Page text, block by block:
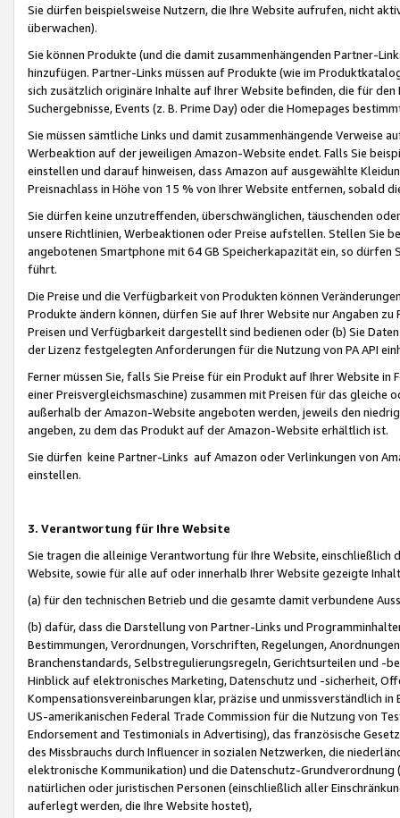
Sie dürfen beispielsweise Nutzern, die Ihre Website aufrufen, nicht
überwachen).
Sie können Produkte (und die damit zusammenhängenden Partner-
hinzufügen. Partner-Links müssen auf Produkte (wie im
sich zusätzlich originäre Inhalte auf Ihrer Website befinden, die für
Suchergebnisse, Events (z. B. Prime Day) oder die Homepages
Sie müssen sämtliche Links und damit zusammenhängende
Werbeaktion auf der jeweiligen Amazon-Website endet. Falls Sie
einstellen und darauf hinweisen, dass Amazon auf ausgewählte
Preisnachlass in Höhe von 15 % von Ihrer Website entfernen, sobald
Sie dürfen keine unzutreffenden, überschwänglichen, täuschenden
unsere Richtlinien, Werbeaktionen oder Preise aufstellen. Stellen Sie
angebotenen Smartphone mit 64 GB Speicherkapazität ein, so dürfen
führt.
Die Preise und die Verfügbarkeit von Produkten können
Produkte ändern können, dürfen Sie auf Ihrer Website nur Angaben
Preisen und Verfügbarkeit dargestellt sind bedienen oder (b) Sie
der Lizenz festgelegten Anforderungen für die Nutzung von PA API
Ferner müssen Sie, falls Sie Preise für ein Produkt auf Ihrer Website
einer Preisvergleichsmaschine) zusammen mit Preisen für das
außerhalb der Amazon-Website angeboten werden, jeweils den
angeben, zu dem das Produkt auf der Amazon-Website erhältlich ist.
Sie dürfen keine Partner-Links auf Amazon oder Verlinkungen von
einstellen.
3. Verantwortung für Ihre Website
Sie tragen die alleinige Verantwortung für Ihre Website,
Website, sowie für alle auf oder innerhalb Ihrer Website gezeigte
(a) für den technischen Betrieb und die gesamte damit verbundene
(b) dafür, dass die Darstellung von Partner-Links und
Bestimmungen, Verordnungen, Vorschriften, Regelungen,
Branchenstandards, Selbstregulierungsregeln, Gerichtsurteilen und -
Hinblick auf elektronisches Marketing, Datenschutz und -sicherheit,
Kompensationsvereinbarungen klar, präzise und unmissverständlich
US-amerikanischen Federal Trade Commission für die Nutzung von
Endorsement and Testimonials in Advertising), das französische
des Missbrauchs durch Influencer in sozialen Netzwerken, die
elektronische Kommunikation) und die Datenschutz-
natürlichen oder juristischen Personen (einschließlich aller
auferlegt werden, die Ihre Website hostet),